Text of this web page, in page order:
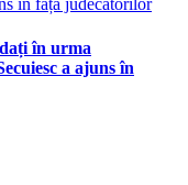
în urma
a ajuns în